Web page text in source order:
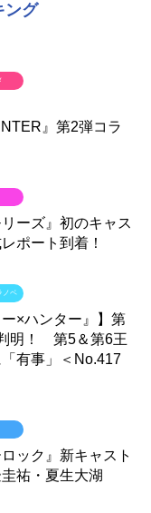
ング
』第2弾コラ
リーズ』初のキャス
ポート到着！
ー×ハンター』】第
明！ 第5＆第6王
有事」＜No.417
ノベ
ック』新キャスト
祐・夏生大湖